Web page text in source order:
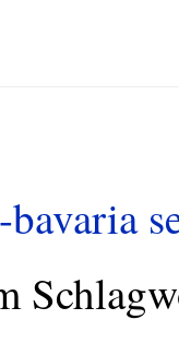
bavaria